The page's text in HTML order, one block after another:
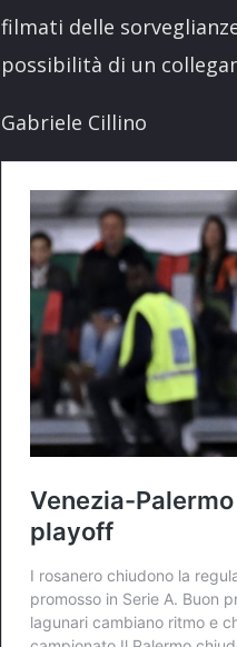
filmati delle
possibilità di un
Gabriele Cillino